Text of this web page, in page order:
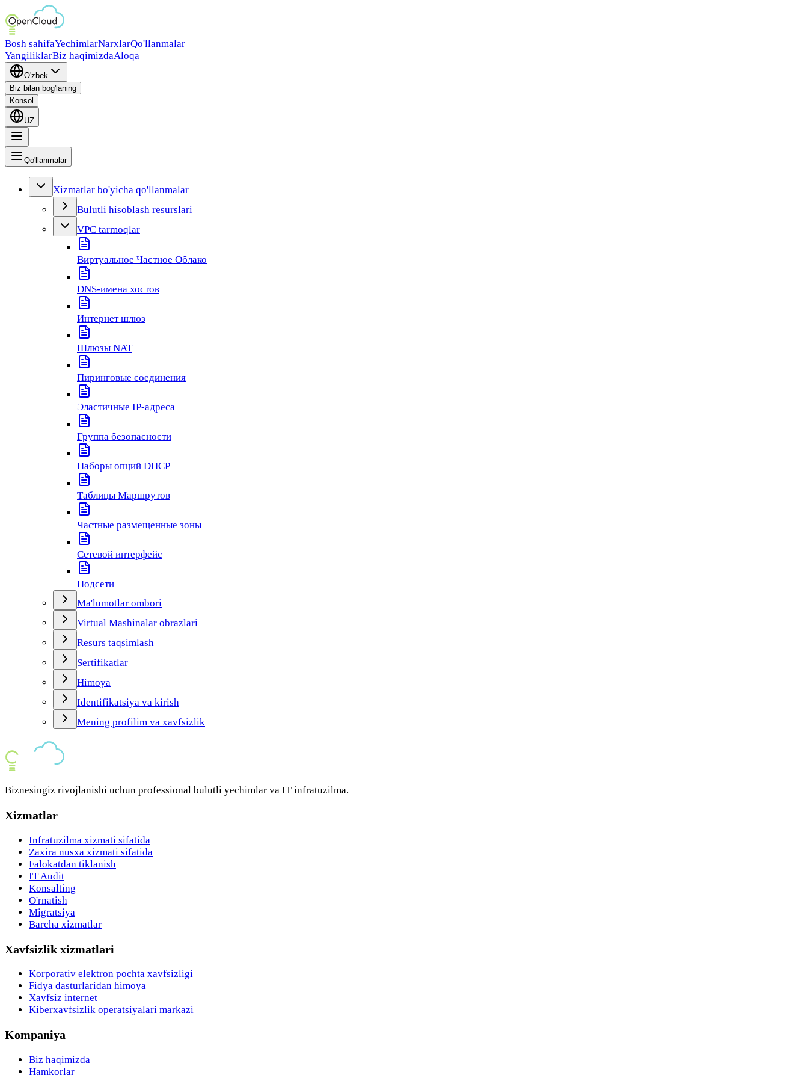
Bosh sahifaYechimlarNarxlarQo'llanmalar
YangiliklarBiz haqimizdaAloqa
O'zbek
Biz bilan bog'laning
Konsol
UZ
Qo'llanmalar
Xizmatlar bo'yicha qo'llanmalar
Bulutli hisoblash resurslari
VPC tarmoqlar
Виртуальное Частное Облако
DNS-имена хостов
Интернет шлюз
Шлюзы NAT
Пиринговые соединения
Эластичные IP-адреса
Группа безопасности
Наборы опций DHCP
Таблицы Маршрутов
Частные размещенные зоны
Сетевой интерфейс
Подсети
Ma'lumotlar ombori
Virtual Mashinalar obrazlari
Resurs taqsimlash
Sertifikatlar
Himoya
Identifikatsiya va kirish
Mening profilim va xavfsizlik
Biznesingiz rivojlanishi uchun professional bulutli yechimlar va IT infratuzilma.
Xizmatlar
Infratuzilma xizmati sifatida
Zaxira nusxa xizmati sifatida
Falokatdan tiklanish
IT Audit
Konsalting
O'rnatish
Migratsiya
Barcha xizmatlar
Xavfsizlik xizmatlari
Korporativ elektron pochta xavfsizligi
Fidya dasturlaridan himoya
Xavfsiz internet
Kiberxavfsizlik operatsiyalari markazi
Kompaniya
Biz haqimizda
Hamkorlar